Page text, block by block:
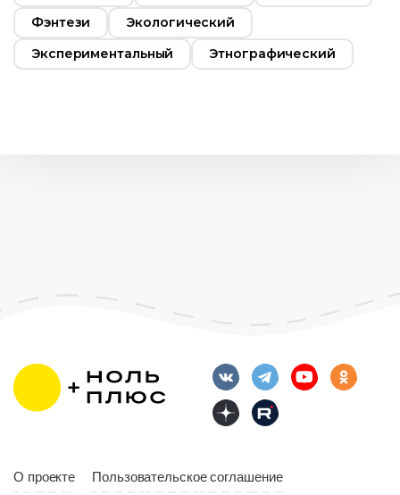
Фэнтези
Экологический
Экспериментальный
Этнографический
О проекте Пользовательское соглашение